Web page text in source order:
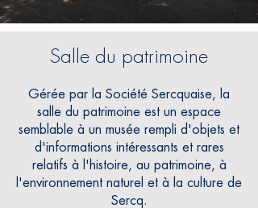
Salle du patrimoine
Gérée par la Société Sercquaise, la
salle du patrimoine est un espace
semblable à un musée rempli d'objets et
d'informations intéressants et rares
relatifs à l'histoire, au patrimoine, à
l'environnement naturel et à la culture de
Sercq.